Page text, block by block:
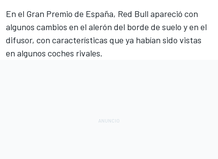
En el Gran Premio de España, Red Bull apareció con
algunos cambios en el alerón del borde de suelo y en el
difusor, con características que ya habían sido vistas
en algunos coches rivales.